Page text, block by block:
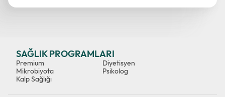
SAĞLIK PROGRAMLARI
Premium
Mikrobiyota
Kalp Sağlığı
Diyetisyen
Psikolog